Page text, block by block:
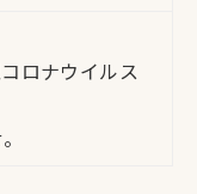
ロナウイルス